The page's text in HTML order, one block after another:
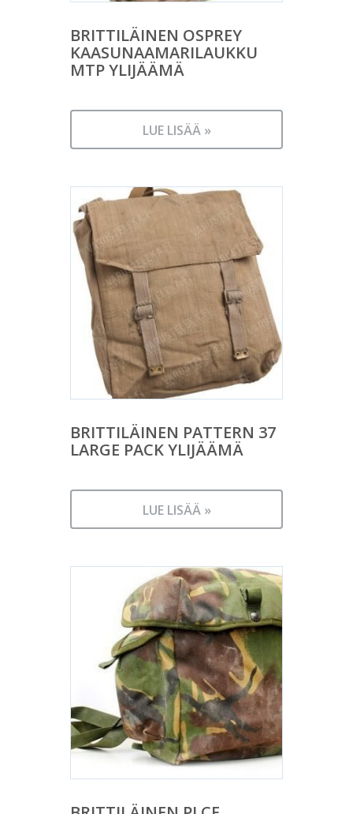
BRITTILÄINEN OSPREY
KAASUNAAMARILAUKKU
MTP YLIJÄÄMÄ
LUE LISÄÄ »
BRITTILÄINEN PATTERN 37
LARGE PACK YLIJÄÄMÄ
LUE LISÄÄ »